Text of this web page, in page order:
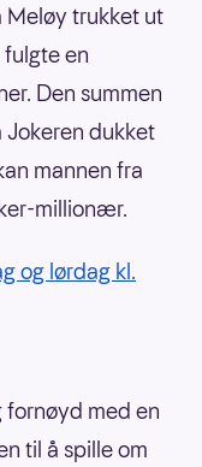
Meløy trukket ut
en
Den summen
Jokeren dukket
mannen fra
millionær.
og lørdag kl.
med en
til å spille om